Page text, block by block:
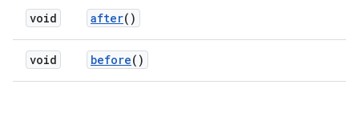
void after()
void before()